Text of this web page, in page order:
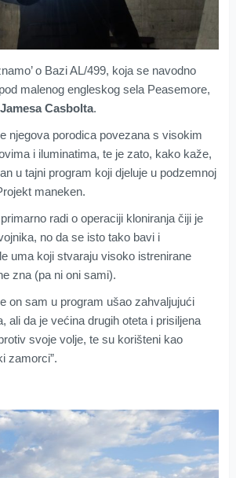
o Bazi AL/499, koja se navodno
malenog engleskog sela Peasemore,
Jamesa Casbolta.
njegova porodica povezana s visokim
i iluminatima, te je zato, kako kaže,
u tajni program koji djeluje u podzemnoj
maneken.
radi o operaciji kloniranja čiji je
no da se isto tako bavi i
uma koji stvaraju visoko istrenirane
zna (pa ni oni sami).
on sam u program ušao zahvaljujući
ali da je većina drugih oteta i prisiljena
svoje volje, te su korišteni kao
zamorci”.